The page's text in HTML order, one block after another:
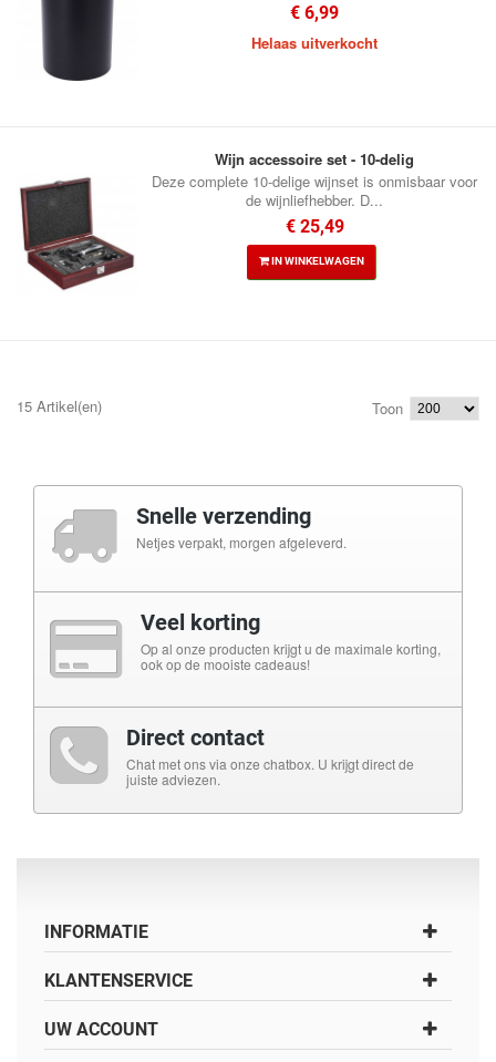
€ 6,99
Helaas uitverkocht
Wijn accessoire set - 10-delig
Deze complete 10-delige wijnset is onmisbaar voor
de wijnliefhebber. D...
€ 25,49
IN WINKELWAGEN
15 Artikel(en) Toon
Snelle verzending
Netjes verpakt, morgen afgeleverd.
Veel korting
Op al onze producten krijgt u de maximale korting,
ook op de mooiste cadeaus!
Direct contact
Chat met ons via onze chatbox. U krijgt direct de
juiste adviezen.
INFORMATIE
KLANTENSERVICE
UW ACCOUNT